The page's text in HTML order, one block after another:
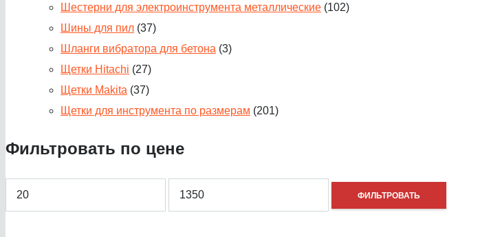
Шестерни для электроинструмента металлические (102)
Шины для пил (37)
Шланги вибратора для бетона (3)
Щетки Hitachi (27)
Щетки Makita (37)
Щетки для инструмента по размерам (201)
Фильтровать по цене
Минимальная Максимальная ФИЛЬТРОВАТЬ